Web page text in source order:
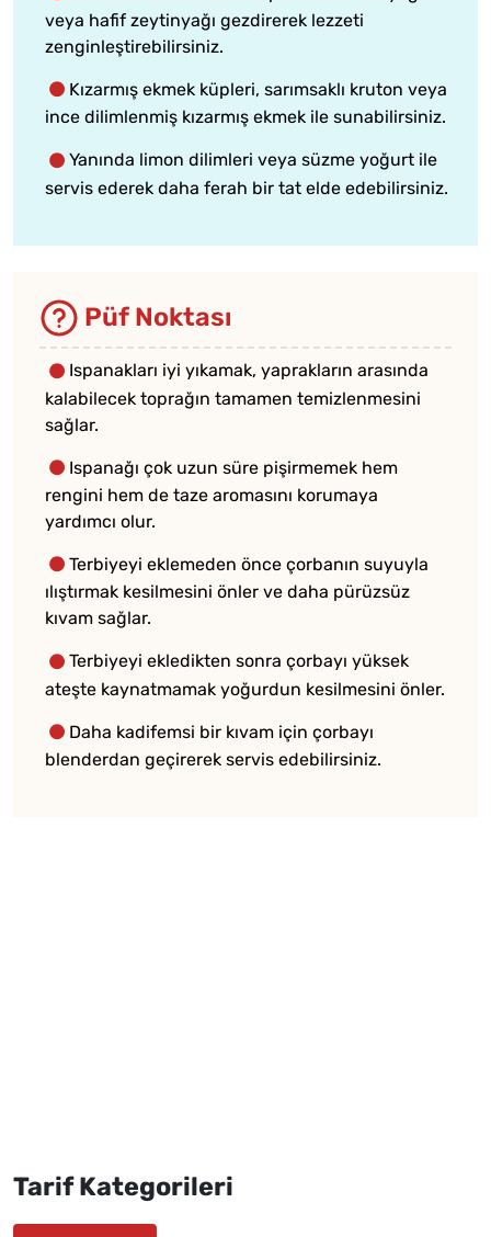
veya hafif zeytinyağı gezdirerek lezzeti
zenginleştirebilirsiniz.
Kızarmış ekmek küpleri, sarımsaklı kruton veya
ince dilimlenmiş kızarmış ekmek ile sunabilirsiniz.
Yanında limon dilimleri veya süzme yoğurt ile
servis ederek daha ferah bir tat elde edebilirsiniz.
Püf Noktası
Ispanakları iyi yıkamak, yaprakların arasında
kalabilecek toprağın tamamen temizlenmesini
sağlar.
Ispanağı çok uzun süre pişirmemek hem
rengini hem de taze aromasını korumaya
yardımcı olur.
Terbiyeyi eklemeden önce çorbanın suyuyla
ılıştırmak kesilmesini önler ve daha pürüzsüz
kıvam sağlar.
Terbiyeyi ekledikten sonra çorbayı yüksek
ateşte kaynatmamak yoğurdun kesilmesini önler.
Daha kadifemsi bir kıvam için çorbayı
blenderdan geçirerek servis edebilirsiniz.
Tarif Kategorileri